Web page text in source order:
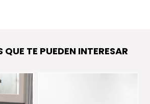
TE PUEDEN INTERESAR